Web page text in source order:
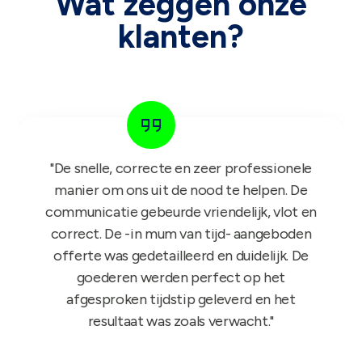
klanten?
"Het GIFT FOR KIDS project is een succes in
de roos! Onze reps zijn er nu sinds maandag
mee aan de slag en niets dan lovende
feedback dus nogmaals bedankt!"